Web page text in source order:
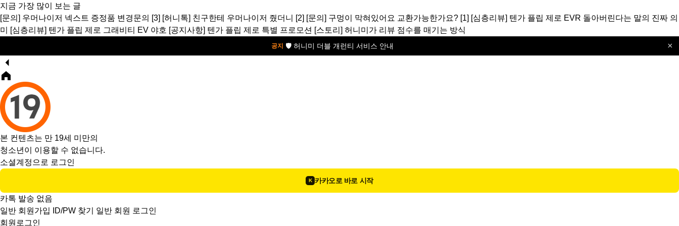
지금 가장 많이 보는 글
[문의] 우머나이저 넥스트 증정품 변경문의 [3] [허니톡] 친구한테 우머나이저 줬더니 [2] [문의] 구멍이 막혀있어요 교환가능한가요? [1] [심층리뷰] 텐가 플립 제로 EVR 돌아버린다는 말의 진짜 의
미
[심층리뷰] 텐가 플립 제로 그래비티 EV 야호 [공지사항] 텐가 플립 제로 특별 프로모션 [스토리] 허니미가 리뷰 점수를 매기는 방식
공지 🛡️ 허니미 더블 개런티 서비스 안내 ×
본 컨텐츠는 만 19세 미만의
청소년이 이용할 수 없습니다.
소셜계정으로 로그인
K 카카오로 바로 시작
카톡 발송 없음
일반 회원가입
ID/PW 찾기
일반 회원 로그인
회원로그인